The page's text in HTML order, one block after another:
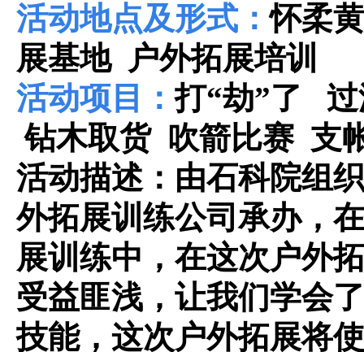
活动地点及形式：怀柔
展基地 户外拓展培训
活动项目：打“劫”了
钻木取货 吹箭比赛 支
活动描述：由石科院组
外拓展训练公司承办，
展训练中，在这次户外
受益匪浅，让我们学会
技能，这次户外拓展将